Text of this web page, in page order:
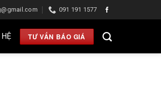
091 191 1577
TƯ VẤN BÁO GIÁ